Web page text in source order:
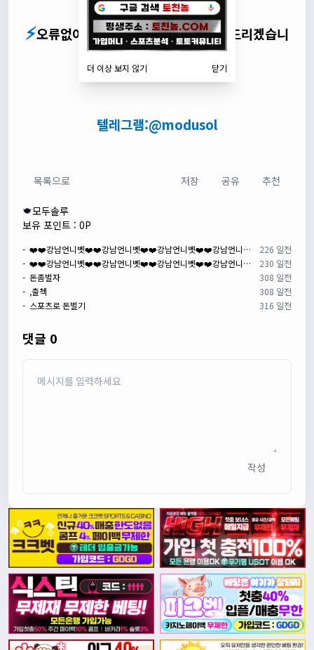
⚡오류없이 최적화된 솔루션을 제공해 드리겠습니
다
텔레그램:@modusol
목록으로 저장 공유 추천
모두솔루
보유 포인트 : 0P
- ❤️❤️강남언니벳❤️❤️강남언니벳❤️❤️강남언니벳❤️❤️강남언니벳❤️❤️
226 일전
- ❤️❤️강남언니벳❤️❤️강남언니벳❤️❤️강남언니벳❤️❤️강남언니벳❤️❤️
230 일전
- 돈좀벌자
308 일전
- ,출첵
308 일전
- 스포츠로 돈벌기
316 일전
댓글 0
작성
더 이상 보지 않기 닫기